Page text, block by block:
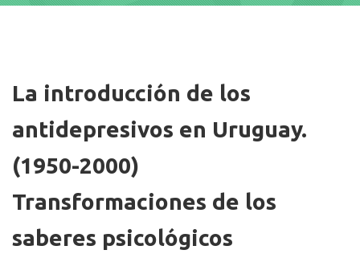
La introducción de los
antidepresivos en Uruguay.
(1950-2000)
Transformaciones de los
saberes psicológicos